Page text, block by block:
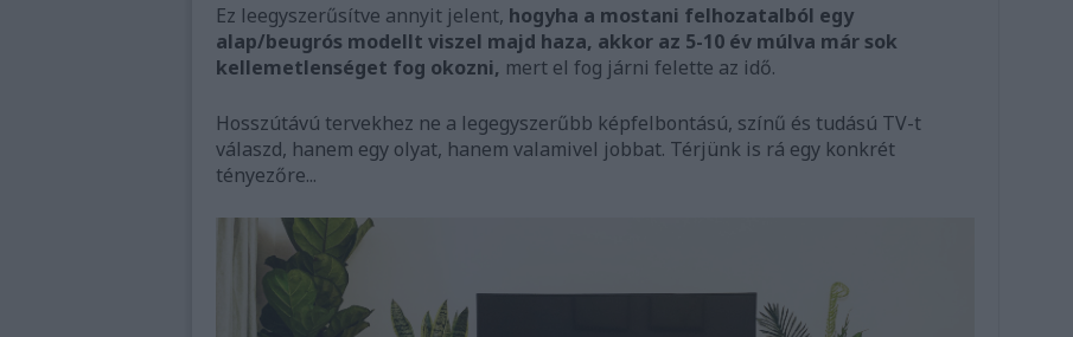
Ez leegyszerűsítve annyit jelent, hogyha a mostani felhozatalból egy
alap/beugrós modellt viszel majd haza, akkor az 5-10 év múlva már sok
kellemetlenséget fog okozni, mert el fog járni felette az idő.
Hosszútávú tervekhez ne a legegyszerűbb képfelbontású, színű és tudású TV-t
válaszd, hanem egy olyat, hanem valamivel jobbat. Térjünk is rá egy konkrét
tényezőre...